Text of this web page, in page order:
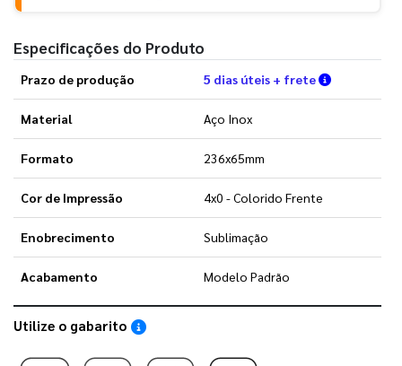
Especificações do Produto
Prazo de produção 5 dias úteis + frete Verifique
Material Aço Inox
Formato 236x65mm
Cor de Impressão 4x0 - Colorido Frente
Enobrecimento Sublimação
Acabamento Modelo Padrão
Utilize o gabarito Saiba como utilizar os nossos gabaritos